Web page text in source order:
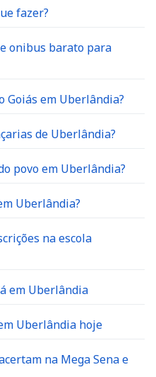
fazer?
onibus barato para
Goiás em Uberlândia?
de Uberlândia?
povo em Uberlândia?
Uberlândia?
na escola
em Uberlândia
Uberlândia hoje
na Mega Sena e